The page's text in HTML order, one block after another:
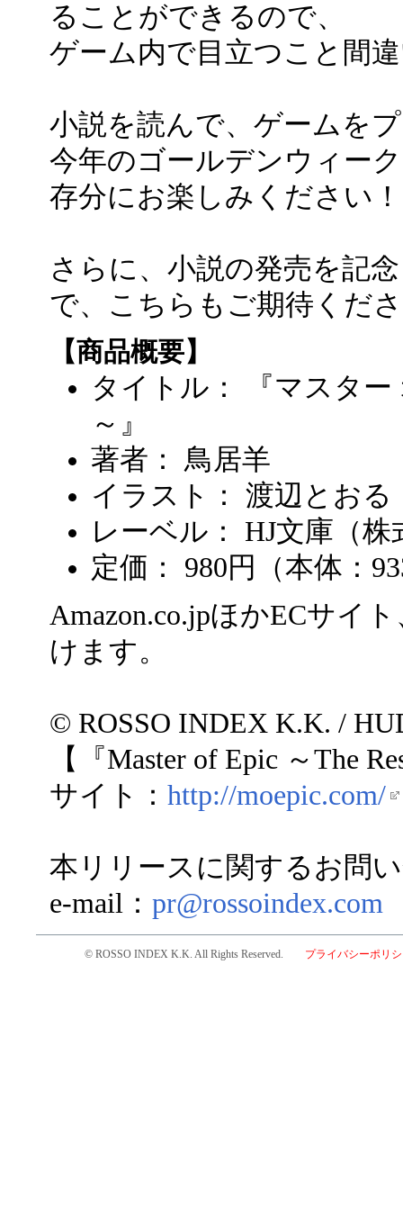
ることができるので、
ゲーム内で目立つこと間
小説を読んで、ゲームを
今年のゴールデンウィー
存分にお楽しみください！
さらに、小説の発売を記
で、こちらもご期待くだ
【商品概要】
タイトル： 『マスタ
～』
著者： 鳥居羊
イラスト： 渡辺とおる
レーベル： HJ文庫（
定価： 980円（本体：
Amazon.co.jpほかECサイ
けます。
© ROSSO INDEX K.K. /
【『Master of Epic ～The
サイト： http://moepic.com/
本リリースに関するお問
e-mail： pr@rossoindex.com